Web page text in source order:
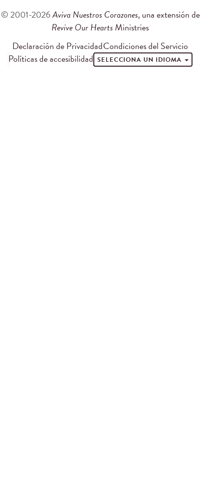
© 2001-2026Aviva Nuestros Corazones, una extensión de
Revive Our Hearts Ministries
Declaración de PrivacidadCondiciones del Servicio
Políticas de accesibilidad SELECCIONA UN IDIOMA